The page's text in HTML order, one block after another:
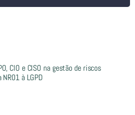
CIO e CISO na gestão de riscos
à LGPD